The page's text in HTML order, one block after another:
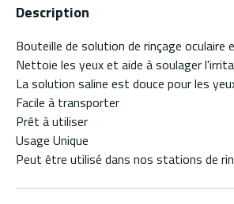
Description
Bouteille de solution de rinçage oculaire
Nettoie les yeux et aide à soulager
La solution saline est douce pour les
Facile à transporter
Prêt à utiliser
Usage Unique
Peut être utilisé dans nos stations de